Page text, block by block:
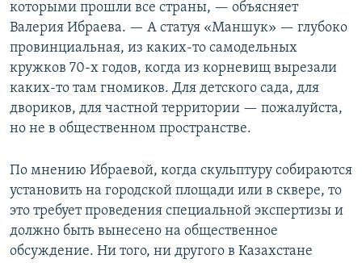
которыми прошли все страны, — объясняет
Валерия Ибраева. — А статуя «Маншук» — глубоко
провинциальная, из каких-то самодельных
кружков 70-х годов, когда из корневищ вырезали
каких-то там гномиков. Для детского сада, для
двориков, для частной территории — пожалуйста,
но не в общественном пространстве.
По мнению Ибраевой, когда скульптуру собираются
установить на городской площади или в сквере, то
это требует проведения специальной экспертизы и
должно быть вынесено на общественное
обсуждение. Ни того, ни другого в Казахстане